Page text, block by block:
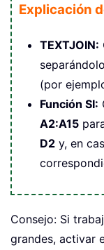
Explicación
TEXTJOIN:
(por
Función SI:
A2:A15
D2 y, en
Consejo: Si
grandes, activar